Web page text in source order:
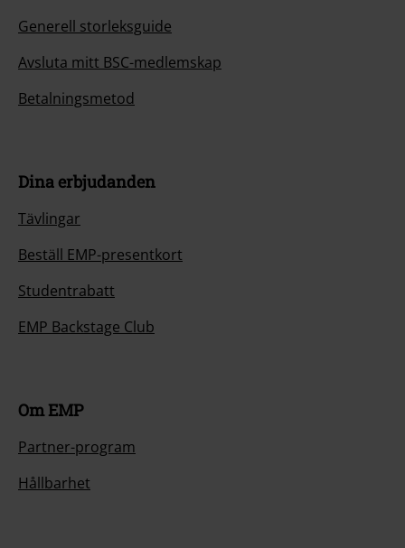
Generell storleksguide
Avsluta mitt BSC-medlemskap
Betalningsmetod
Dina erbjudanden
Tävlingar
Beställ EMP-presentkort
Studentrabatt
EMP Backstage Club
Om EMP
Partner-program
Hållbarhet